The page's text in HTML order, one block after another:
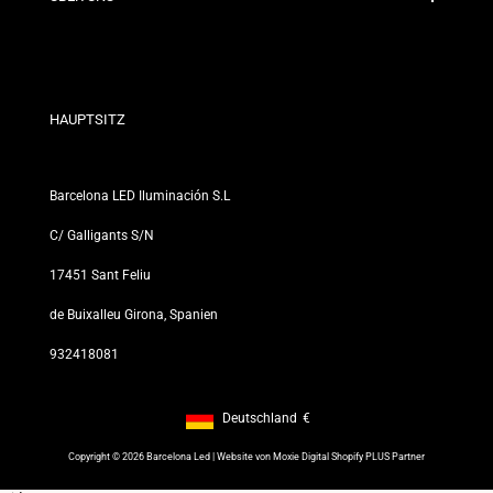
Unsere Geschäfte
HAUPTSITZ
Barcelona LED Iluminación S.L
C/ Galligants S/N
17451 Sant Feliu
de Buixalleu Girona, Spanien
932418081
Footer: Deutschland, €
Deutschland €
Copyright © 2026 Barcelona Led | Website von Moxie Digital Shopify PLUS Partner